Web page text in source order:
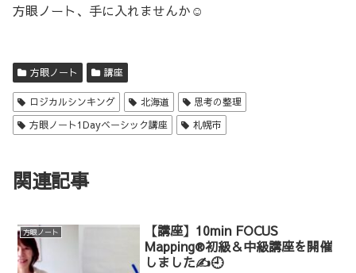
方眼ノート、手に入れませんか☺️
方眼ノート 講座
ロジカルシンキング 北海道
思考の整理
方眼ノート1Dayベーシック講座
札幌市
関連記事
方眼ノート
【講座】10min FOCUS
Mapping®初級＆中級講座を開催
しました✍🕘️